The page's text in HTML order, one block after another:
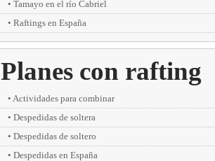
Tamayo en el río Cabriel
Raftings en España
Planes con rafting
Actividades para combinar
Despedidas de soltera
Despedidas de soltero
Despedidas en España